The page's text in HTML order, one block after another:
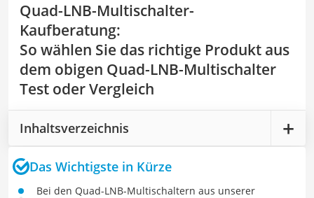
Quad-LNB-Multischalter-
Kaufberatung:
So wählen Sie das richtige Produkt aus
dem obigen Quad-LNB-Multischalter
Test oder Vergleich
Inhaltsverzeichnis
Das Wichtigste in Kürze
Bei den Quad-LNB-Multischaltern aus unserer